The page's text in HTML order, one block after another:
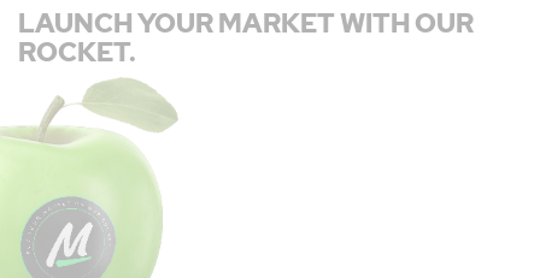
LAUNCH YOUR MARKET WITH OUR
ROCKET.